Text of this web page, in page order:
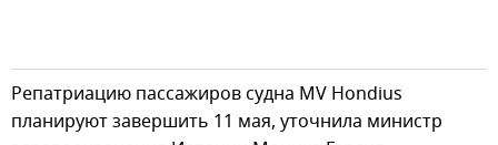
Репатриацию пассажиров судна MV Hondius
планируют завершить 11 мая, уточнила министр